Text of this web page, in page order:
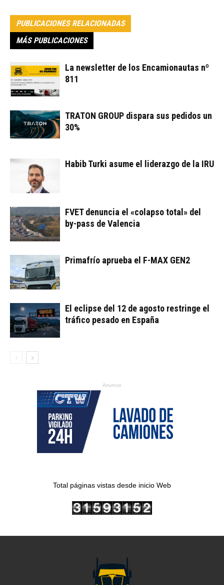
PUBLICACIONES RELACIONADAS
MÁS PUBLICACIONES
La newsletter de los Encamionautas nº
811
TRATON GROUP dispara sus pedidos un
30%
Habib Turki asume el liderazgo de la IRU
FVET denuncia el «colapso total» del
by-pass de Valencia
Primafrío aprueba el F-MAX GEN2
El eclipse del 12 de agosto restringe el
tráfico pesado en España
Anuncio
Total páginas vistas desde inicio Web